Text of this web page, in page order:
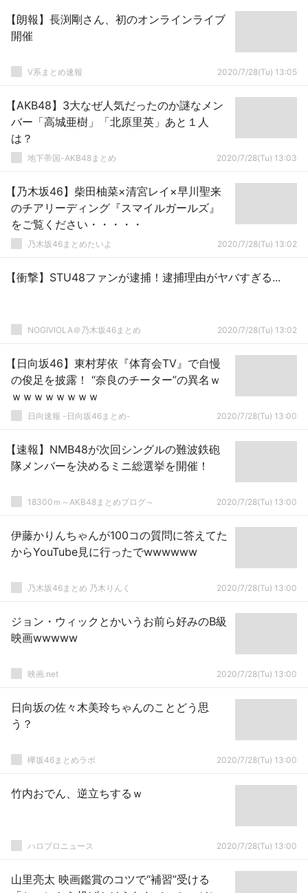
【朗報】長渕剛さん、初のオンラインライブ
開催
V系まとめ速報 2020/7/28(Tu) 13:05
【AKB48】3大なぜ人気だったのか謎なメン
バー「高城亜樹」「北原里英」あと１人
は？
地下帝国-AKB48まとめ 2020/7/28(Tu) 13:03
【乃木坂46】柴田柚菜×清宮レイ×早川聖来
のチアリーディング『スマイルガールズ』
をご覧ください・・・・・
乃木坂46まとめたいよ 2020/7/28(Tu) 13:02
【衝撃】STU48ファンが逮捕！逮捕理由がヤバすぎる...
NOGIVIOLA＠乃木坂46まとめ 2020/7/28(Tu) 13:02
【日向坂46】東村芽依『体育会TV』で自慢
の俊足を披露！ “奈良のチーター”の異名ｗ
ｗｗｗｗｗｗｗｗ
日向速報 -日向坂46まとめ- 2020/7/28(Tu) 13:00
【速報】NMB48が次回シングルの難波鉄砲
隊メンバーを決めるミニ総選挙を開催！
18300ｍ～AKB48まとめブログ～ 2020/7/28(Tu) 13:00
伊藤かりんちゃんが100コの質問に答えてた
からYouTube見に行ったでwwwwww
乃木坂46まとめ 乃木りんく 2020/7/28(Tu) 13:00
ジョン・ウィックとかいうお前ら好みのB級
映画wwwww
映画.net 2020/7/28(Tu) 13:00
日向坂の佐々木美玲ちゃんのことどう思
う？
欅坂46まとめラボ 2020/7/28(Tu) 13:00
竹内おでん、逆立ちするｗ
ハロプロニュース 2020/7/28(Tu) 13:00
山里亮太 映画鑑賞のコツで“補習”受ける